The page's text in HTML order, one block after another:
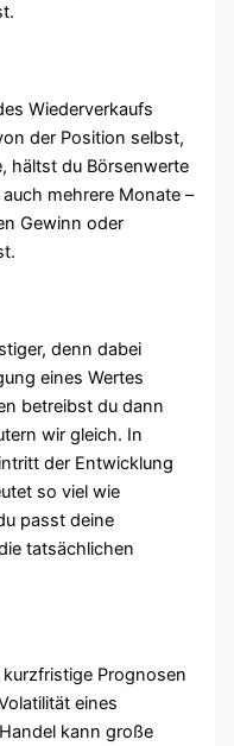
Wiederverkaufs
der Position selbst,
hältst du Börsenwerte
mehrere Monate –
Gewinn oder
denn dabei
eines Wertes
betreibst du dann
wir gleich. In
der Entwicklung
so viel wie
passt deine
tatsächlichen
Prognosen
eines
kann große